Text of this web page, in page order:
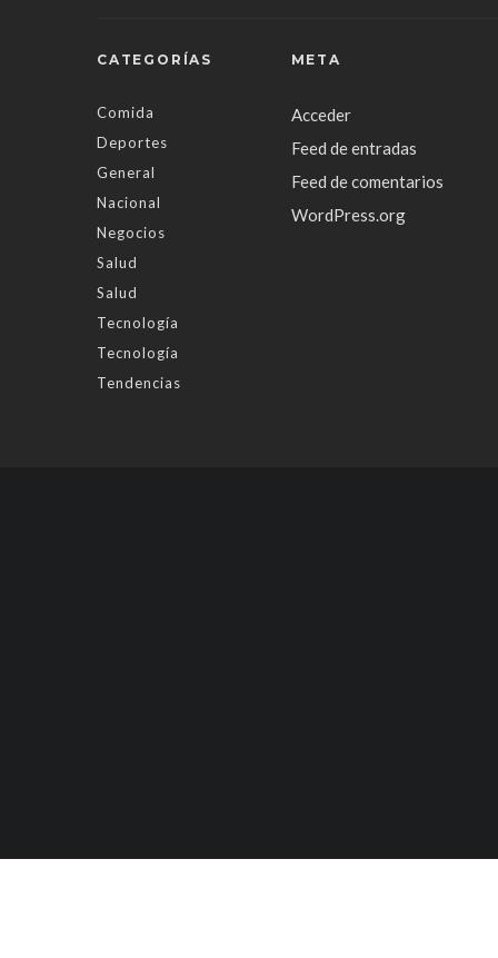
CATEGORÍAS
Comida
Deportes
General
Nacional
Negocios
Salud
Salud
Tecnología
Tecnología
Tendencias
META
Acceder
Feed de entradas
Feed de comentarios
WordPress.org